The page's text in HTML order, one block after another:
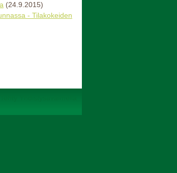
(24.9.2015)
- Tilakokeiden